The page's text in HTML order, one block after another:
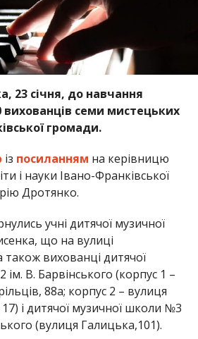
23 січня, до навчання
вихованців семи мистецьких
громади.
із посиланням на керівницю
і науки Івано-Франківської
Дротянко.
учні дитячої музичної
що на вулиці
також вихованці дитячої
В. Барвінського (корпус 1 –
88а; корпус 2 – вулиця
17) і дитячої музичної школи №3
(вулиця Галицька,101).